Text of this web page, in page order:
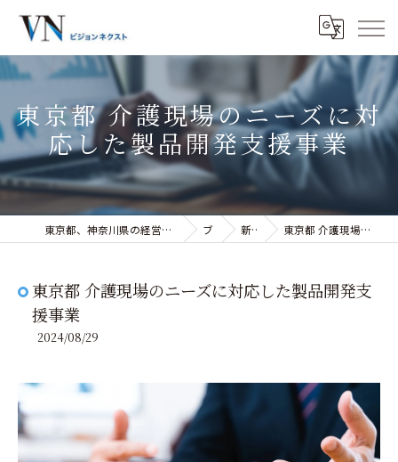
東京都 介護現場のニーズに対
応した製品開発支援事業
東京都、神奈川県の経営コンサルティングなら株式会社ビジョンネクスト ブログ 新着情報 東京都 介護現場のニーズに対応した製品開発支援事業
東京都 介護現場のニーズに対応した製品開発支
援事業
2024/08/29